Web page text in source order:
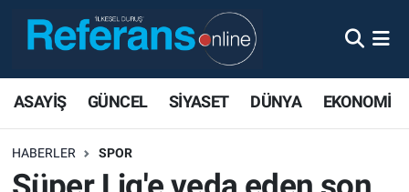
ASAYİŞ GÜNCEL SİYASET DÜNYA EKONOMİ
HABERLER SPOR